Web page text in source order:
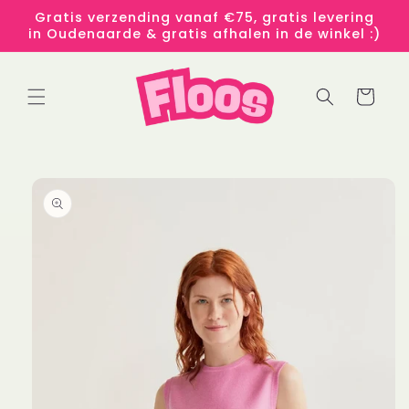
naar de
content
Gratis verzending vanaf €75, gratis levering
in Oudenaarde & gratis afhalen in de winkel :)
Winkelwagen